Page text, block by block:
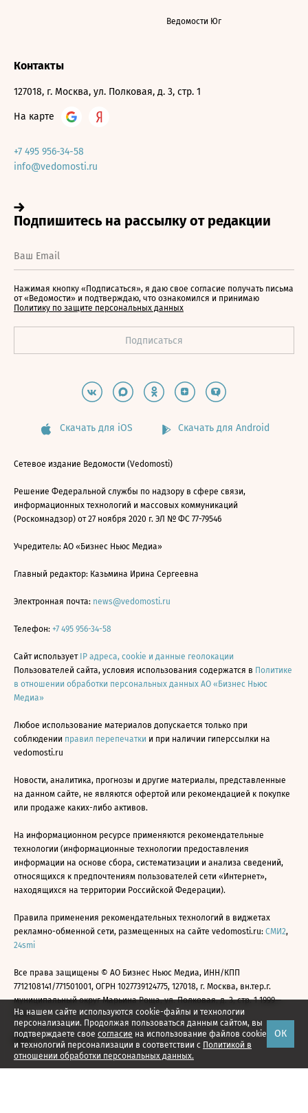
На нашем сайте используются cookie-файлы и технологии
персонализации. Продолжая пользоваться данным сайтом, вы
подтверждаете свое согласие на использование файлов cookie
и технологий персонализации в соответствии с Политикой в
отношении обработки персональных данных.
ОК
Ведомости Юг
Контакты
127018, г. Москва, ул. Полковая, д. 3, стр. 1
На карте
+7 495 956-34-58
info@vedomosti.ru
Нажимая кнопку «Подписаться», я даю свое согласие получать письма
от «Ведомости» и подтверждаю, что ознакомился и принимаю
Политику по защите персональных данных
Скачать для iOS Скачать для Android
Сетевое издание Ведомости (Vedomosti)
Решение Федеральной службы по надзору в сфере связи,
информационных технологий и массовых коммуникаций
(Роскомнадзор) от 27 ноября 2020 г. ЭЛ № ФС 77-79546
Учредитель: АО «Бизнес Ньюс Медиа»
Главный редактор: Казьмина Ирина Сергеевна
Электронная почта: news@vedomosti.ru
Телефон: +7 495 956-34-58
Сайт использует IP адреса, cookie и данные геолокации
Пользователей сайта, условия использования содержатся в Политике
в отношении обработки персональных данных АО «Бизнес Ньюс
Медиа»
Любое использование материалов допускается только при
соблюдении правил перепечатки и при наличии гиперссылки на
vedomosti.ru
Новости, аналитика, прогнозы и другие материалы, представленные
на данном сайте, не являются офертой или рекомендацией к покупке
или продаже каких-либо активов.
На информационном ресурсе применяются рекомендательные
технологии (информационные технологии предоставления
информации на основе сбора, систематизации и анализа сведений,
относящихся к предпочтениям пользователей сети «Интернет»,
находящихся на территории Российской Федерации).
Правила применения рекомендательных технологий в виджетах
рекламно-обменной сети, размещенных на сайте vedomosti.ru: СМИ2,
24smi
Все права защищены © АО Бизнес Ньюс Медиа, ИНН/КПП
7712108141/771501001, ОГРН 1027739124775, 127018, г. Москва, вн.тер.г.
муниципальный округ Марьина Роща, ул. Полковая, д. 3, стр. 1 1999—
2026